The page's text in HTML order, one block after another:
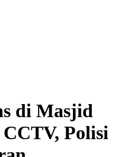
di Masjid
Polisi